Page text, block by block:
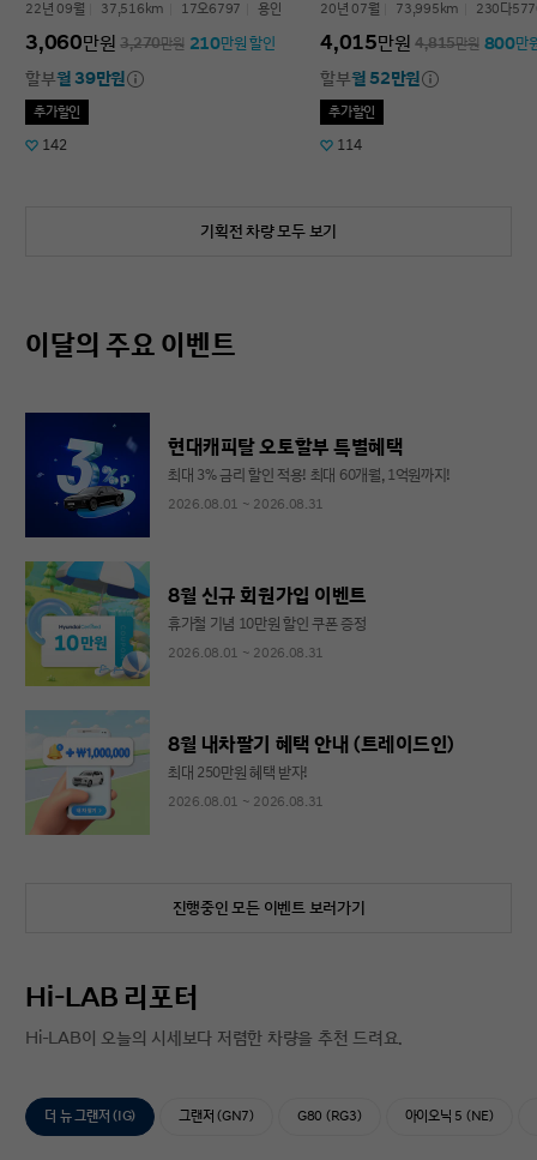
22년 09월 37,516km 17오6797 용인
3,060만원 3,270만원 210만원 할인
할부월 39만원
추가할인
142
20년 07월 73,995km 230다
4,015만원 4,815만원 800만
할부월 52만원
추가할인
114
기획전 차량 모두 보기
이달의 주요 이벤트
현대캐피탈 오토할부 특별혜택
최대 3% 금리 할인 적용! 최대 60개월, 1억원까지!
2026.08.01 ~ 2026.08.31
8월 신규 회원가입 이벤트
휴가철 기념 10만원 할인 쿠폰 증정
2026.08.01 ~ 2026.08.31
8월 내차팔기 혜택 안내 (트레이드인)
최대 250만원 혜택 받자!
2026.08.01 ~ 2026.08.31
진행중인 모든 이벤트 보러가기
Hi-LAB 리포터
Hi-LAB이 오늘의 시세보다 저렴한 차량을 추천 드려요.
더 뉴 그랜저 (IG) 그랜저 (GN7) G80 (RG3) 아이오닉 5 (NE)